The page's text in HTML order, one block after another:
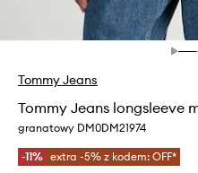
Tommy Jeans
Tommy Jeans longsleeve
granatowy DM0DM21974
-11% extra -5% z kodem: OFF*